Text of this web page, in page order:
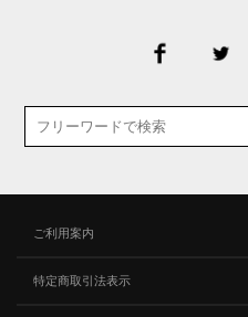
ご利用案内
特定商取引法表示